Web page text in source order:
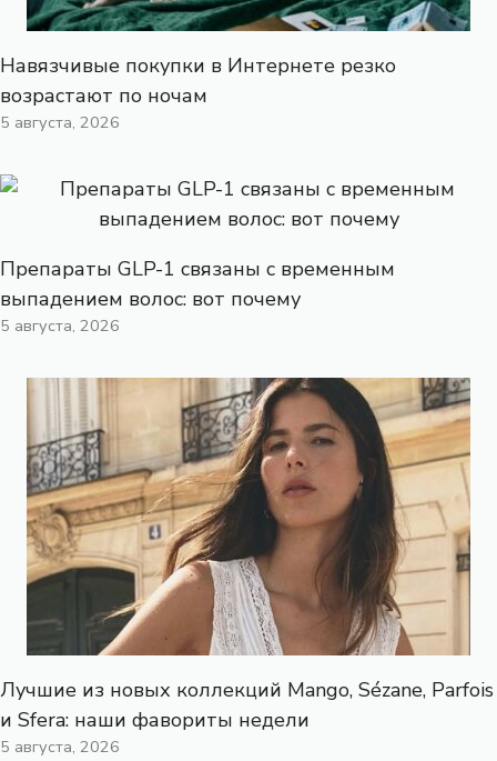
Навязчивые покупки в Интернете резко
возрастают по ночам
5 августа, 2026
Препараты GLP-1 связаны с временным
выпадением волос: вот почему
5 августа, 2026
Лучшие из новых коллекций Mango, Sézane, Parfois
и Sfera: наши фавориты недели
5 августа, 2026